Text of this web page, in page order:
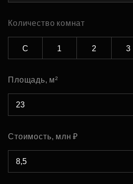
Количество комнат
С 1 2 3
Площадь, м²
Стоимость, млн ₽